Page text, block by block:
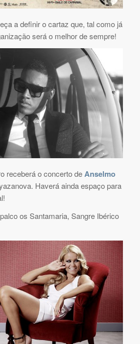
a definir o cartaz que, tal como já
será o melhor de sempre!
receberá o concerto deAnselmo
Haverá ainda espaço para
os Santamaria, Sangre Ibérico